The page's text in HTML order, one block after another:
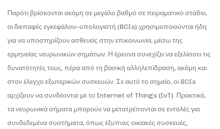
Παρότι βρίσκονται ακόμη σε μεγάλο βαθμό σε πειραματικό στάδιο,
οι διεπαφές εγκεφάλου–υπολογιστή (BCIs) χρησιμοποιούνται ήδη
για να υποστηρίζουν ασθενείς στην επικοινωνία, μέσω της
ερμηνείας νευρωνικών σημάτων. Η έρευνα συνεχίζει να εξελίσσει τις
δυνατότητές τους, πέρα από τη βασική αλληλεπίδραση, ακόμη και
στον έλεγχο εξωτερικών συσκευών. Σε αυτό το σημείο, οι BCIs
αρχίζουν να συνδέονται με το Internet of Things (IoT). Πρακτικά,
τα νευρωνικά σήματα μπορούν να μετατρέπονται σε εντολές για
συνδεδεμένα συστήματα, όπως έξυπνες οικιακές συσκευές,